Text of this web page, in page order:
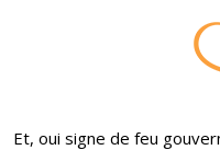
Et, oui signe de feu